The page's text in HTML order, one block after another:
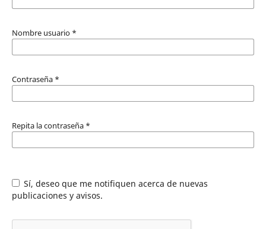
Nombre usuario *
Contraseña *
Repita la contraseña *
Sí, deseo que me notifiquen acerca de nuevas
publicaciones y avisos.